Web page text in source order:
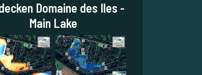
Domaine des Iles -
Main Lake